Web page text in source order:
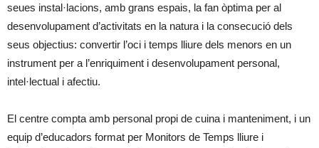
seues instal·lacions, amb grans espais, la fan òptima per al
desenvolupament d’activitats en la natura i la consecució dels
seus objectius: convertir l’oci i temps lliure dels menors en un
instrument per a l’enriquiment i desenvolupament personal,
intel·lectual i afectiu.
El centre compta amb personal propi de cuina i manteniment, i un
equip d’educadors format per Monitors de Temps lliure i